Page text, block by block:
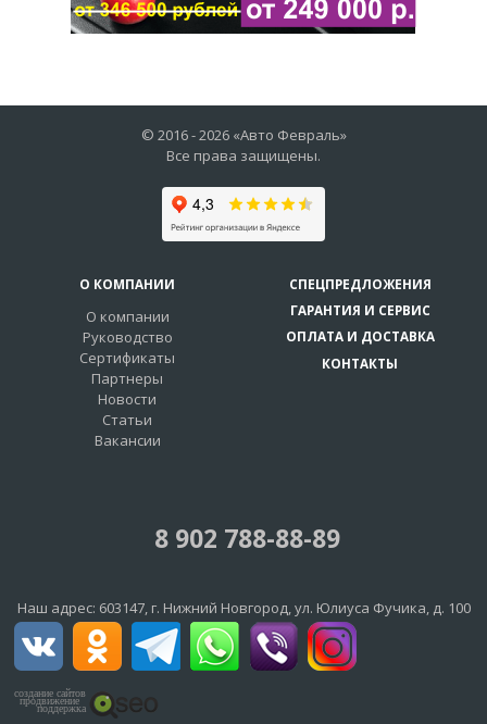
© 2016 -2026 «Авто Февраль»
Все права защищены.
О КОМПАНИИ
О компании
Руководство
Сертификаты
Партнеры
Новости
Статьи
Вакансии
СПЕЦПРЕДЛОЖЕНИЯ
ГАРАНТИЯ И СЕРВИС
ОПЛАТА И ДОСТАВКА
КОНТАКТЫ
8 902 788-88-89
Наш адрес: 603147, г. Нижний Новгород,ул. Юлиуса Фучика, д. 100
создание сайтов
продвижение
поддержка